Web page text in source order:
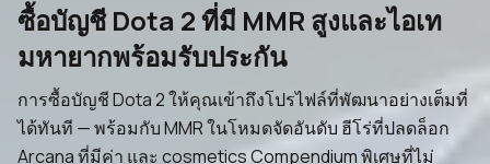
ซื้อบัญชี Dota 2 ที่มี MMR สูงและไอเท
มหายากพร้อมรับประกัน
การซื้อบัญชี Dota 2 ให้คุณเข้าถึงโปรไฟล์ที่พัฒนาอย่างเต็มที่
ได้ทันที — พร้อมกับ MMR ในโหมดจัดอันดับ ฮีโร่ที่ปลดล็อก
Arcana ที่มีค่า และ cosmetics Compendium พิเศษที่ไม่